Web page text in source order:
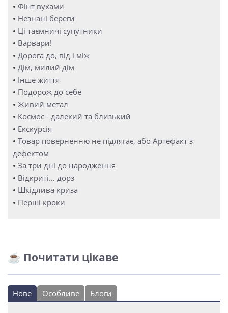
• Фінт вухами
• Незнані береги
• Ці таємничі супутники
• Варвари!
• Дорога до, від і між
• Дім, милий дім
• Інше життя
• Подорож до себе
• Живий метал
• Космос - далекий та близький
• Екскурсія
• Товар поверненню не підлягає, або Артефакт з
дефектом
• За три дні до народження
• Відкриті… дорз
• Шкідлива криза
• Перші кроки
☕ Почитати цікаве
Нове Особливе Блоги